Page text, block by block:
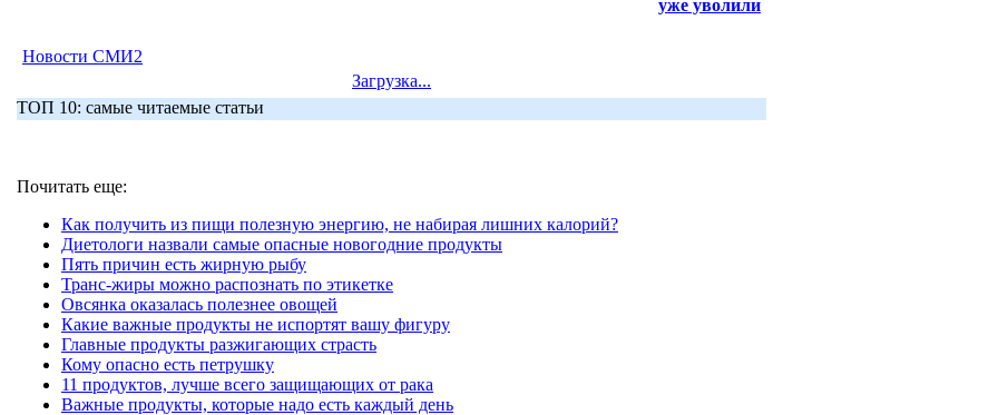
уже уволили
Новости СМИ2
Загрузка...
ТОП 10: самые читаемые статьи
Почитать еще:
Как получить из пищи полезную энергию, не набирая лишних калорий?
Диетологи назвали самые опасные новогодние продукты
Пять причин есть жирную рыбу
Транс-жиры можно распознать по этикетке
Овсянка оказалась полезнее овощей
Какие важные продукты не испортят вашу фигуру
Главные продукты разжигающих страсть
Кому опасно есть петрушку
11 продуктов, лучше всего защищающих от рака
Важные продукты, которые надо есть каждый день